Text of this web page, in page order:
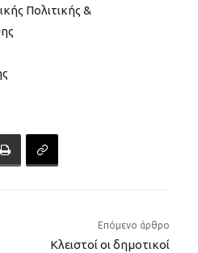
Πολιτικής &
Επόμενο άρθρο
Κλειστοί οι δημοτικοί